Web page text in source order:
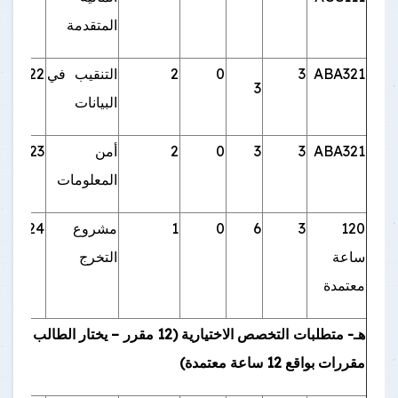
المتقدمة
ABA321
3
3
0
2
التنقيب في
البيانات
ABA321
3
3
0
2
أمن
المعلومات
120
ساعة
معتمدة
3
6
0
1
مشروع
التخرج
مقررات بواقع 12 ساعة معتمدة)